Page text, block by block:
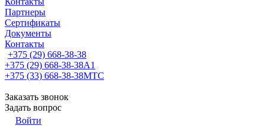
Партнеры
Сертификаты
Документы
Контакты
+375 (29) 668-38-38
+375 (29) 668-38-38A1
+375 (33) 668-38-38МТС
Заказать звонок
Задать вопрос
Войти